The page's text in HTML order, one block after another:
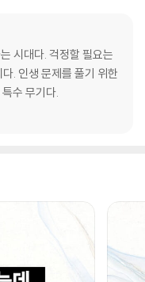
시대다. 걱정할 필요는
. 인생 문제를 풀기 위한
수 무기다.